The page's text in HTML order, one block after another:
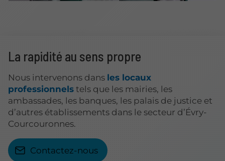
La rapidité au sens propre
Nous intervenons dans les locaux
professionnels tels que les mairies, les
ambassades, les banques, les palais de justice et
d’autres établissements dans le secteur d’Évry-
Courcouronnes.
Contactez-nous